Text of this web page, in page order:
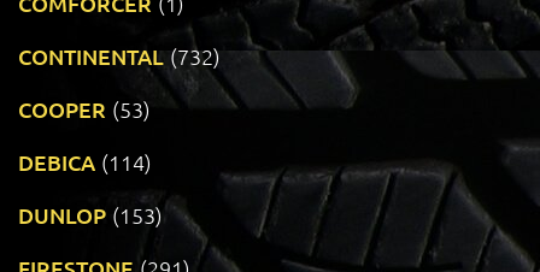
CONTINENTAL (732)
COOPER (53)
DEBICA (114)
DUNLOP (153)